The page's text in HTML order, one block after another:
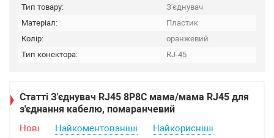
Тип товару:
З'єднувач
Матеріал:
Пластик
Колір:
оранжевий
Тип конектора:
RJ-45
Статті З'єднувач RJ45 8P8C мама/мама RJ45 для
з'єднання кабелю, помаранчевий
Нові Найкоментованіші Найкорисніші